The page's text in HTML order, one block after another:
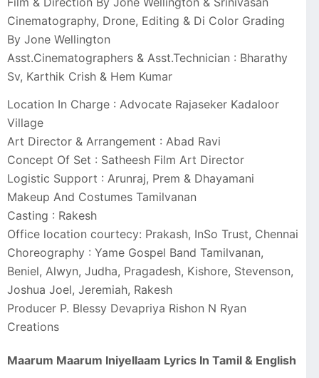
Cinematography, Drone, Editing & Di Color Grading
By Jone Wellington
Asst.Cinematographers & Asst.Technician : Bharathy
Sv, Karthik Crish & Hem Kumar
Location In Charge : Advocate Rajaseker Kadaloor
Village
Art Director & Arrangement : Abad Ravi
Concept Of Set : Satheesh Film Art Director
Logistic Support : Arunraj, Prem & Dhayamani
Makeup And Costumes Tamilvanan
Casting : Rakesh
Office location courtecy: Prakash, InSo Trust, Chennai
Choreography : Yame Gospel Band Tamilvanan,
Beniel, Alwyn, Judha, Pragadesh, Kishore, Stevenson,
Joshua Joel, Jeremiah, Rakesh
Producer P. Blessy Devapriya Rishon N Ryan
Creations
Maarum Maarum Iniyellaam Lyrics In Tamil & English